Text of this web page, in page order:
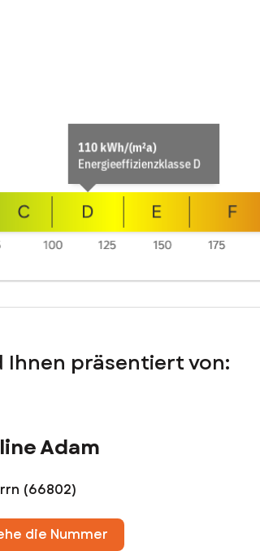
und eine strategisch günstige Lage.
Sie mich für weitere Informationen.
Ihnen präsentiert von:
Adam
(66802)
die Nummer